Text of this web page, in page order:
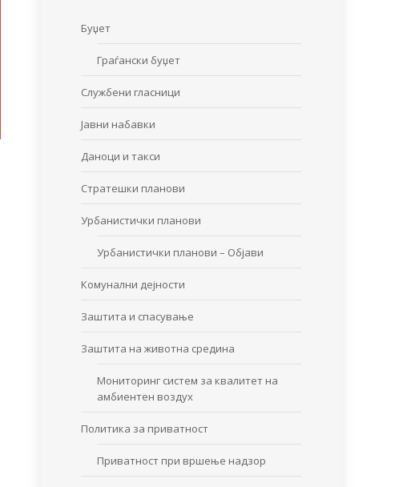
Буџет
Граѓански буџет
Службени гласници
Јавни набавки
Даноци и такси
Стратешки планови
Урбанистички планови
Урбанистички планови – Објави
Комунални дејности
Заштита и спасување
Заштита на животна средина
Мониторинг систем за квалитет на
амбиентен воздух
Политика за приватност
Приватност при вршење надзор